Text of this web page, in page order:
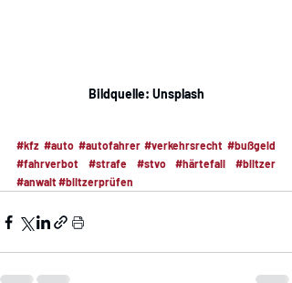
Bildquelle: Unsplash
#kfz #auto #autofahrer #verkehrsrecht #bußgeld
#fahrverbot
#strafe #stvo #härtefall
#blitzer
#anwalt#blitzerprüfen